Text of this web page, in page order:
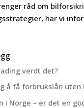
råd om
har vi
verdt det?
å få forbrukslån uten
i Norge – er det en